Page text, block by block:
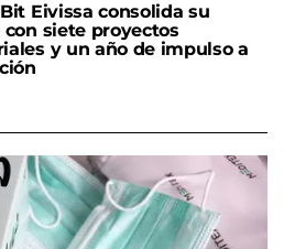
Eivissa consolida su
siete proyectos
y un año de impulso a